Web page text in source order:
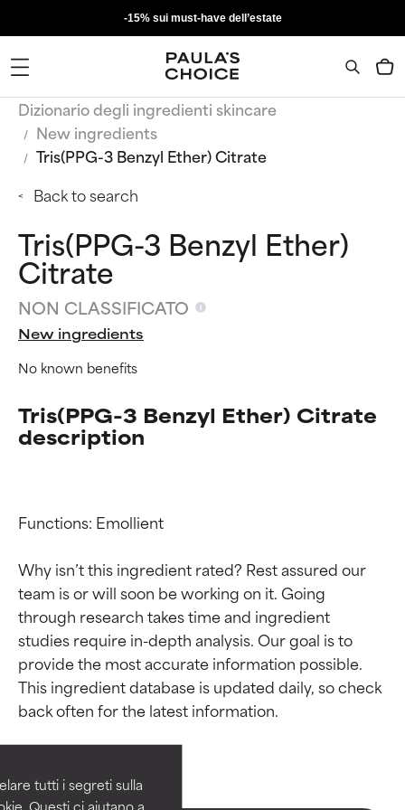
tutti i segreti sulla
Questi ci aiutano a
-15% sui must-have dell’estate
Dizionario degli ingredienti skincare
New ingredients
Tris(PPG-3 Benzyl Ether) Citrate
Back to search
Tris(PPG-3 Benzyl Ether)
Citrate
NON CLASSIFICATO
New ingredients
No known benefits
Tris(PPG-3 Benzyl Ether) Citrate
description
Functions: Emollient
Why isn’t this ingredient rated? Rest assured our
team is or will soon be working on it. Going
through research takes time and ingredient
studies require in-depth analysis. Our goal is to
provide the most accurate information possible.
This ingredient database is updated daily, so check
Valutazione degli
ingredienti
Comprovati e sostenuti da studi
indipendenti. Ingrediente attivo
Valutazione degli
ingredienti
Comprovati e sostenuti da studi
indipendenti. Ingrediente attivo